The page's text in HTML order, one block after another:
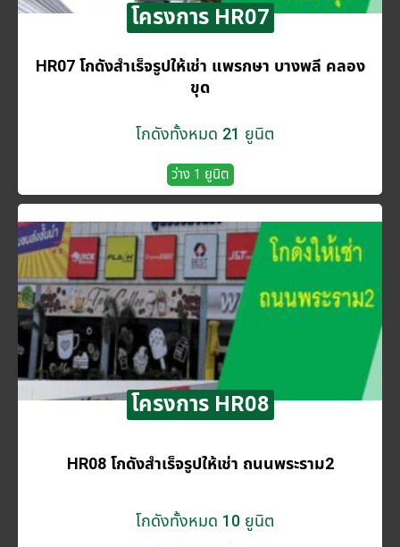
โครงการ HR07
HR07 โกดังสำเร็จรูปให้เช่า แพรกษา บางพลี​ คลอง
ขุด
โกดังทั้งหมด 21 ยูนิต
ว่าง 1 ยูนิต
โครงการ HR08
HR08 โกดังสำเร็จรูปให้เช่า ถนนพระราม2
โกดังทั้งหมด 10 ยูนิต